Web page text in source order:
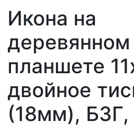
Икона на
деревянном
планшете
двойное
(18мм), БЗГ,